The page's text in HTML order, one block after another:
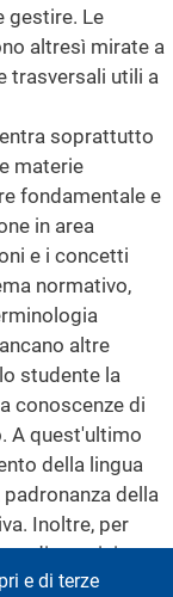
gestire. Le
altresì mirate a
trasversali utili a
soprattutto
materie
fondamentale e
in area
e i concetti
normativo,
altre
studente la
conoscenze di
A quest'ultimo
della lingua
della
Inoltre, per
di acquisire
sfide del futuro,
e di terze